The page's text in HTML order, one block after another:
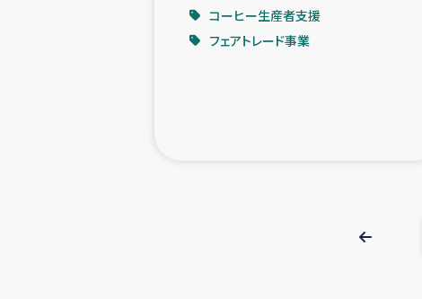
コーヒー生産者支援
フェアトレード事業